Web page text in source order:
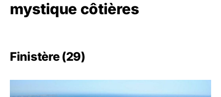
mystique côtières
Finistère (29)